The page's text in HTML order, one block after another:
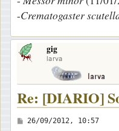
-Crematogaster
gig
larva
Re: [DIARIO]
M
26/09/2012, 10:57